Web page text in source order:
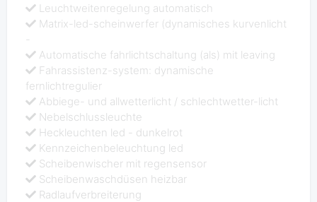
Leuchtweitenregelung automatisch
Matrix-led-scheinwerfer (dynamisches kurvenlicht
-
Automatische fahrlichtschaltung (als) mit leaving
Fahrassistenz-system: dynamische
fernlichtregulier
Abbiege- und allwetterlicht / schlechtwetter-licht
Nebelschlussleuchte
Heckleuchten led - dunkelrot
Kennzeichenbeleuchtung led
Scheibenwischer mit regensensor
Scheibenwaschdüsen heizbar
Radlaufverbreiterung